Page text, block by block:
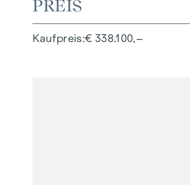
PREIS
Kaufpreis € 338.100,–